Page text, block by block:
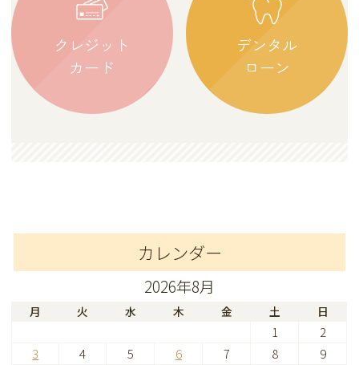
クレジット
カード
デンタル
ローン
カレンダー
2026年8月
月 火 水 木 金 土 日
1
2
3
4 5 6 7 8
9